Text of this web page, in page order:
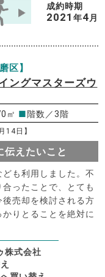
成約時期
2021 年4 月
区】
ングマスターズウ
㎡ ■階数／3階
14日】
えたいこと
も利用しました。不
ったことで、とても
売却を検討される方
りとることを絶対に
株式会社